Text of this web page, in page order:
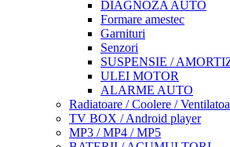
DIAGNOZA AUTO
Formare amestec
Garnituri
Senzori
SUSPENSIE /
ULEI MOTOR
ALARME AUTO
Radiatoare / Coolere /
TV BOX / Android player
MP3 / MP4 / MP5